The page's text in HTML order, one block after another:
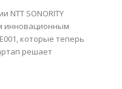
NTT SONORITY
инновационным
которые теперь
решает